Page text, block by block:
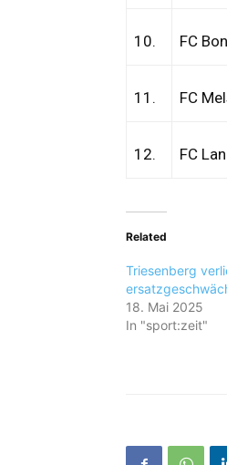
10. FC
11. FC
12. FC
Related
Triesenberg
18. Mai 2025
In "sport:zeit"